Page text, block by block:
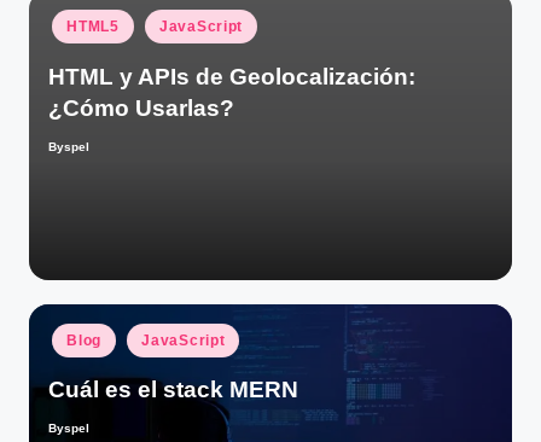
Publicado
en
HTML5 JavaScript
HTML y APIs de Geolocalización:
¿Cómo Usarlas?
Publicado
Byspel
Publicado
en
Blog JavaScript
Cuál es el stack MERN
Publicado
Byspel